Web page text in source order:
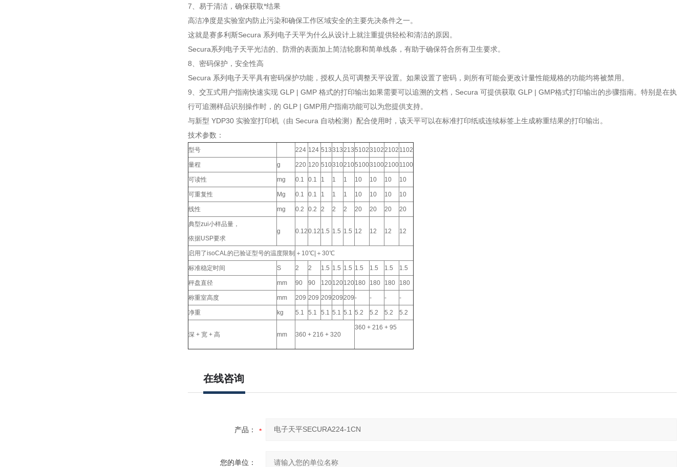
7、易于清洁，确保获取*结果
高洁净度是实验室内防止污染和确保工作区域安全的主要先决条件之一。
这就是赛多利斯Secura 系列电子天平为什么从设计上就注重提供轻松和清洁的原因。
Secura系列电子天平光洁的、防滑的表面加上简洁轮廓和简单线条，有助于确保符合所有卫生要求。
8、密码保护，安全性高
Secura 系列电子天平具有密码保护功能，授权人员可调整天平设置。如果设置了密码，则所有可能会更改计量性能规格的功能均将被禁用。
9、交互式用户指南快速实现 GLP | GMP 格式的打印输出如果需要可以追溯的文档，Secura 可提供获取 GLP | GMP格式打印输出的步骤指南。特别是在执
行可追溯样品识别操作时，的 GLP | GMP用户指南功能可以为您提供支持。
与新型 YDP30 实验室打印机（由 Secura 自动检测）配合使用时，该天平可以在标准打印纸或连续标签上生成称重结果的打印输出。
技术参数：
型号 224 124 513313213510231022102 1102
量程 g 220 120 5103102105100310021001100
可读性 mg 0.1 0.1 1 1 1 10 10 10 10
可重复性 Mg 0.1 0.1 1 1 1 10 10 10 10
线性 mg 0.2 0.2 2 2 2 20 20 20 20
典型zui小样品量，
依据USP要求
g 0.120.12 1.5 1.5 1.5 12 12 12 12
启用了isoCAL的已验证型号的温度限制 ＋10℃|＋30℃
标准稳定时间 S 2 2 1.5 1.5 1.5 1.5 1.5 1.5 1.5
秤盘直径 mm 90 90 120120120180 180 180 180
称重室高度 mm 209 209 209209209- - - -
净重 kg 5.1 5.1 5.1 5.1 5.1 5.2 5.2 5.2 5.2
深 + 宽 + 高 mm 360 + 216 + 320
360 + 216 + 95
在线咨询
产品：
您的单位：